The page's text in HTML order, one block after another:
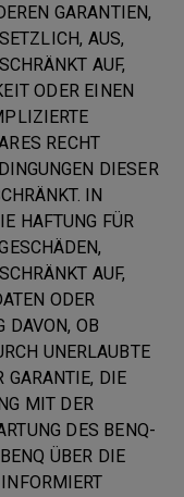
GARANTIEN,
AUS,
AUF,
ODER EINEN
RECHT
DIESER
IN
HAFTUNG FÜR
AUF,
ODER
DAVON, OB
UNERLAUBTE
GARANTIE, DIE
MIT DER
DES BENQ-
ÜBER DIE